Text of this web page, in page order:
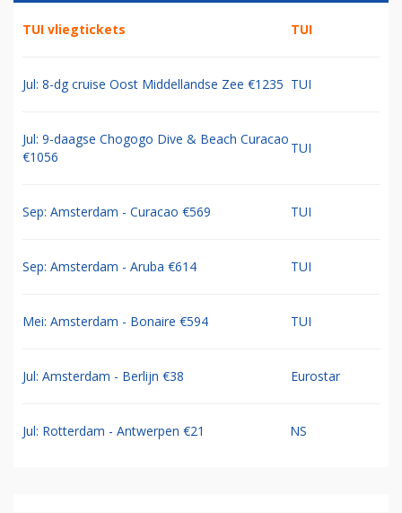
TUI vliegtickets TUI
Jul: 8-dg cruise Oost Middellandse Zee €1235 TUI
Jul: 9-daagse Chogogo Dive & Beach Curacao
€1056
TUI
Sep: Amsterdam - Curacao €569 TUI
Sep: Amsterdam - Aruba €614 TUI
Mei: Amsterdam - Bonaire €594 TUI
Jul: Amsterdam - Berlijn €38 Eurostar
Jul: Rotterdam - Antwerpen €21 NS